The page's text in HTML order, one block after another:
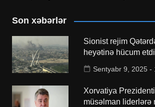
Son xəbərlər
Sionist rejim
heyətinə hücum
Sentyabr 9, 2025 -
Xorvatiya
müsəlman liderlərə